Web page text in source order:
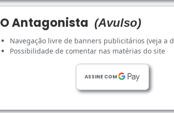
O Antagonista (Avulso)
Navegação livre de banners publicitários (veja a
Possibilidade de comentar nas matérias do site
ASSINE COM